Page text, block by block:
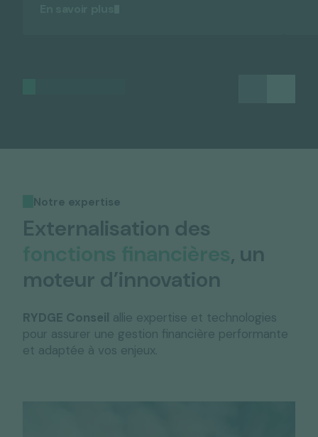
Notre expertise
Externalisation des
fonctions financières, un
moteur d’innovation
RYDGE Conseil allie expertise et technologies
pour assurer une gestion financière performante
et adaptée à vos enjeux.